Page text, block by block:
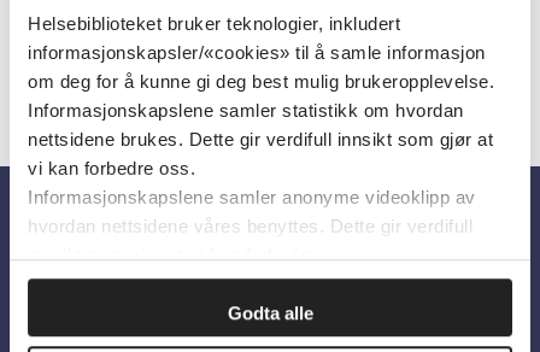
Helsebiblioteket bruker teknologier, inkludert
informasjonskapsler/«cookies» til å samle informasjon
om deg for å kunne gi deg best mulig brukeropplevelse.
Informasjonskapslene samler statistikk om hvordan
nettsidene brukes. Dette gir verdifull innsikt som gjør at
vi kan forbedre oss.
Informasjonskapslene samler anonyme videoklipp av
hvordan nettsidene våres benyttes. Dette gir verdifull
innsikt som gjør at vi kan forbedre oss.
Godta alle
Om oss
Om Helsebiblioteket